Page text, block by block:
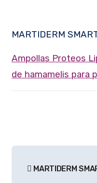
MARTIDERM
Ampollas Proteos Liposome es una fórmula oil-free con proteoglicanos, vitamina C + E liposomada y extracto
de hamamelis para
de MARTIDERM